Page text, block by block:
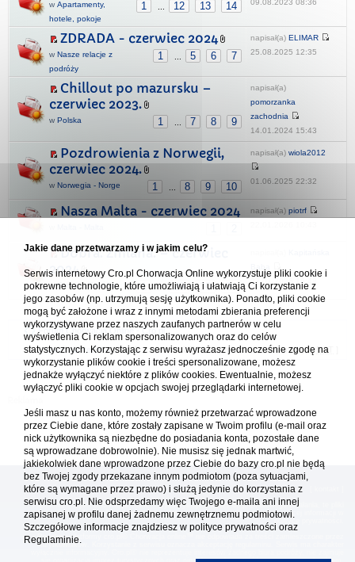
1 ... 12 13 14
w Apartamenty,
hotele, pokoje
09.08.2023 08:36
ZDRADA - czerwiec 2024
1 ... 5 6 7
w Nasze relacje z
podróży
napisał(a) ELIMAR
25.08.2025 12:35
Chillout po mazursku –
czerwiec 2023.
1 ... 7 8 9
w Polska
napisał(a)
pomorzanka
zachodnia
14.01.2024 15:43
Pozdrowienia z Norwegii,
czerwiec 2024.
1 ... 8 9 10
w Norwegia - Norge
napisał(a) wiola2012
01.06.2025 22:32
Nasza Malta - czerwiec 2024 napisał(a) piotrf
Dobra. Zmiana. – czerwiec
2024
1 ... 29 30 31
wGrecja - Ελλάδα
27.01.2025 16:48
Forum Chorwacja Online - Cro.pl
Usuń ciasteczka• Strefa czasowa: UTC + 1 (Polska - czas zimowy) [ DST
[reklama ] [
Platforma cro.pl© Chorwacja online™ wykorzystuje cookies do prawidłowego działania, te pliki
gromadzą na Twoim komputerze dane ułatwiające korzystanie z serwisu; więcej informacji w
Redakcja platformy cro.pl© Chorwacja online™ nie odpowiada za treści zamieszczone przez
użytkowników. Korzystanie z serwisu oznacza akceptację regulaminu. Serwis ma charakter
Jakie dane przetwarzamy i w jakim celu?
Serwis internetowy Cro.pl Chorwacja Online wykorzystuje pliki cookie i
pokrewne technologie, które umożliwiają i ułatwiają Ci korzystanie z
jego zasobów (np. utrzymują sesję użytkownika). Ponadto, pliki cookie
mogą być założone i wraz z innymi metodami zbierania preferencji
wykorzystywane przez naszych zaufanych partnerów w celu
wyświetlenia Ci reklam spersonalizowanych oraz do celów
statystycznych. Korzystając z serwisu wyrażasz jednocześnie zgodę na
wykorzystanie plików cookie i treści spersonalizowane, możesz
jednakże wyłączyć niektóre z plików cookies. Ewentualnie, możesz
wyłączyć pliki cookie w opcjach swojej przeglądarki internetowej.
Jeśli masz u nas konto, możemy również przetwarzać wprowadzone
przez Ciebie dane, które zostały zapisane w Twoim profilu (e-mail oraz
nick użytkownika są niezbędne do posiadania konta, pozostałe dane
są wprowadzane dobrowolnie). Nie musisz się jednak martwić,
jakiekolwiek dane wprowadzone przez Ciebie do bazy cro.pl nie będą
bez Twojej zgody przekazane innym podmiotom (poza sytuacjami,
które są wymagane przez prawo) i służą jedynie do korzystania z
serwisu cro.pl. Nie odsprzedamy więc Twojego e-maila ani innej
zapisanej w profilu danej żadnemu zewnętrznemu podmiotowi.
Szczegółowe informacje znajdziesz w polityce prywatności oraz
Regulaminie.